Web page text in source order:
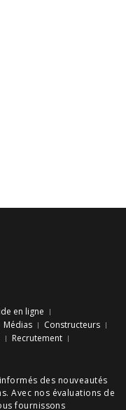
en ligne
Médias
Constructeurs
Recrutement
des nouveautés
. Avec nos évaluations de
fournissons